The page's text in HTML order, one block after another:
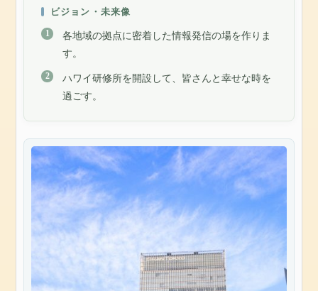
ビジョン・未来像
各地域の拠点に密着した情報発信の場を作りま
す。
ハワイ研修所を開設して、皆さんと幸せな時を
過ごす。